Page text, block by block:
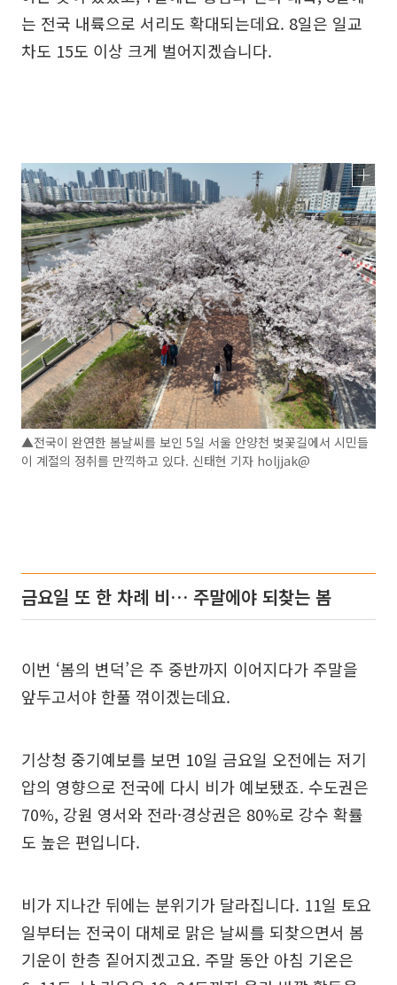
는 전국 내륙으로 서리도 확대되는데요. 8일은 일교
차도 15도 이상 크게 벌어지겠습니다.
▲전국이 완연한 봄날씨를 보인 5일 서울 안양천 벚꽃길에서 시민들
이 계절의 정취를 만끽하고 있다. 신태현 기자 holjjak@
금요일 또 한 차례 비… 주말에야 되찾는 봄
이번 ‘봄의 변덕’은 주 중반까지 이어지다가 주말을
앞두고서야 한풀 꺾이겠는데요.
기상청 중기예보를 보면 10일 금요일 오전에는 저기
압의 영향으로 전국에 다시 비가 예보됐죠. 수도권은
70%, 강원 영서와 전라·경상권은 80%로 강수 확률
도 높은 편입니다.
비가 지나간 뒤에는 분위기가 달라집니다. 11일 토요
일부터는 전국이 대체로 맑은 날씨를 되찾으면서 봄
기운이 한층 짙어지겠고요. 주말 동안 아침 기온은